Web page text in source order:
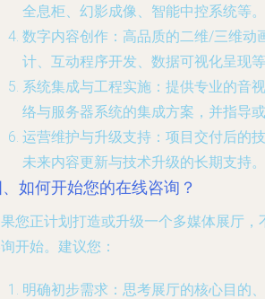
全息柜、幻影成像、智能中控系统等。
数字内容创作 ：高品质的二维/三维
计、互动程序开发、数据可视化呈现等
系统集成与工程实施 ：提供专业的音
络与服务器系统的集成方案，并指导
运营维护与升级支持 ：项目交付后的
未来内容更新与技术升级的长期支持。
如何开始您的在线咨询？
您正计划打造或升级一个多媒体展厅，
开始。建议您：
明确初步需求 ：思考展厅的核心目的